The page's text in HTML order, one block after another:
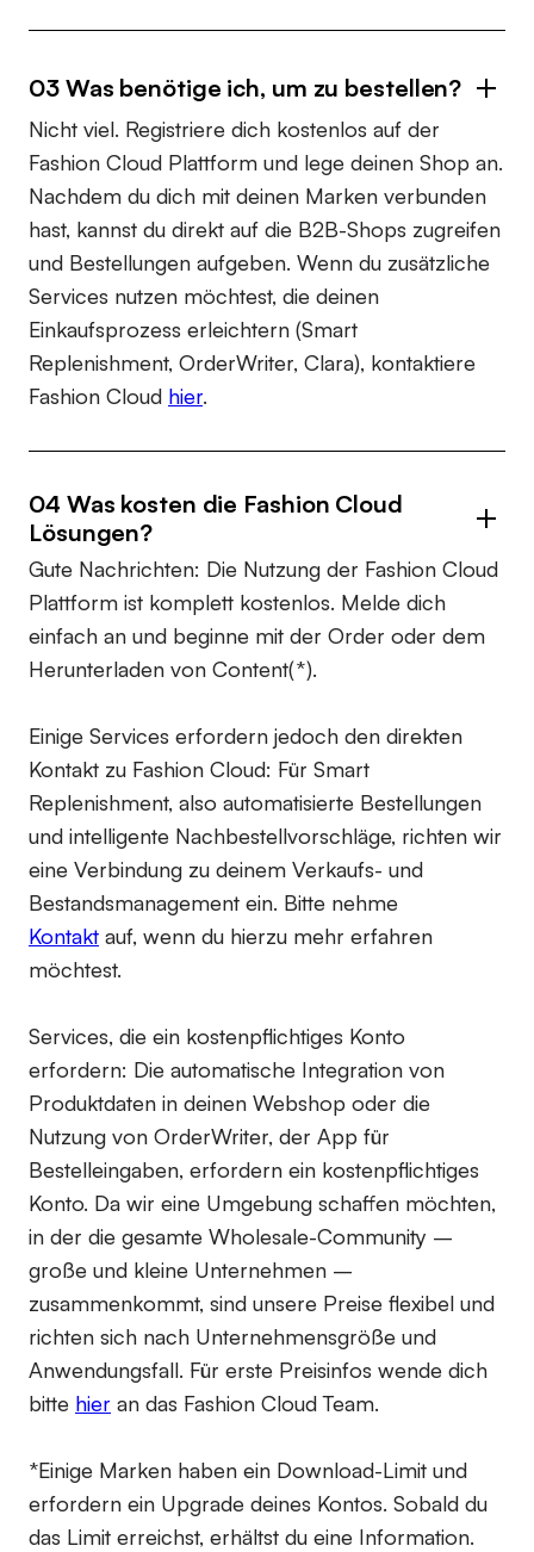
03 Was benötige ich, um zu bestellen?
Nicht viel. Registriere dich kostenlos auf der
Fashion Cloud Plattform und lege deinen Shop an.
Nachdem du dich mit deinen Marken verbunden
hast, kannst du direkt auf die B2B-Shops zugreifen
und Bestellungen aufgeben. Wenn du zusätzliche
Services nutzen möchtest, die deinen
Einkaufsprozess erleichtern (Smart
Replenishment, OrderWriter, Clara), kontaktiere
Fashion Cloud hier.
04 Was kosten die Fashion Cloud
Lösungen?
Gute Nachrichten: Die Nutzung der Fashion Cloud
Plattform ist komplett kostenlos. Melde dich
einfach an und beginne mit der Order oder dem
Herunterladen von Content(*).
Einige Services erfordern jedoch den direkten
Kontakt zu Fashion Cloud: Für Smart
Replenishment, also automatisierte Bestellungen
und intelligente Nachbestellvorschläge, richten wir
eine Verbindung zu deinem Verkaufs- und
Bestandsmanagement ein. Bitte nehme
Kontakt auf, wenn du hierzu mehr erfahren
möchtest.
Services, die ein kostenpflichtiges Konto
erfordern: Die automatische Integration von
Produktdaten in deinen Webshop oder die
Nutzung von OrderWriter, der App für
Bestelleingaben, erfordern ein kostenpflichtiges
Konto. Da wir eine Umgebung schaffen möchten,
in der die gesamte Wholesale-Community –
große und kleine Unternehmen –
zusammenkommt, sind unsere Preise flexibel und
richten sich nach Unternehmensgröße und
Anwendungsfall. Für erste Preisinfos wende dich
bitte hier an das Fashion Cloud Team.
*Einige Marken haben ein Download-Limit und
erfordern ein Upgrade deines Kontos. Sobald du
das Limit erreichst, erhältst du eine Information.